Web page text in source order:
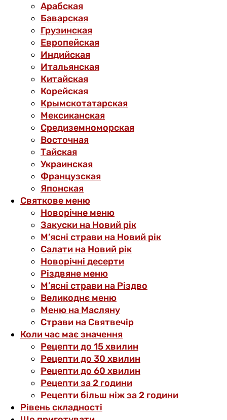
Арабская
Баварская
Грузинская
Европейская
Индийская
Итальянская
Китайская
Корейская
Крымскотатарская
Мексиканская
Средиземноморская
Восточная
Тайская
Украинская
Французская
Японская
Святкове меню
Новорічне меню
Закуски на Новий рік
М’ясні страви на Новий рік
Салати на Новий рік
Новорічні десерти
Різдвяне меню
М’ясні страви на Різдво
Великоднє меню
Меню на Масляну
Страви на Святвечір
Коли час має значення
Рецепти до 15 хвилин
Рецепти до 30 хвилин
Рецепти до 60 хвилин
Рецепти за 2 години
Рецепти більш ніж за 2 години
Рівень складності